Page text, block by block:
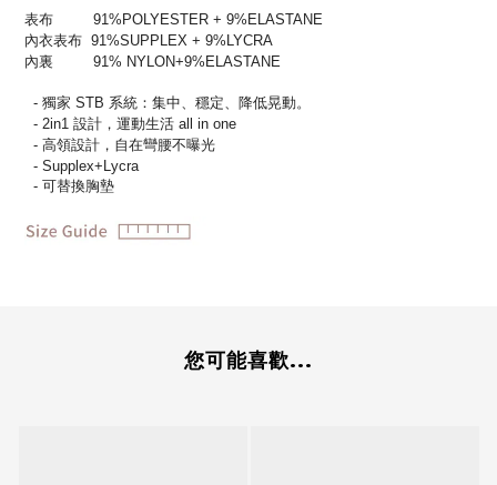
表布 91%POLYESTER + 9%ELASTANE
內衣表布 91%SUPPLEX + 9%LYCRA
內裏 91% NYLON+9%ELASTANE
- 獨家 STB 系統：集中、穩定、降低晃動。
- 2in1 設計，運動生活 all in one
- 高領設計，自在彎腰不曝光
- Supplex+Lycra
- 可替換胸墊
您可能喜歡...